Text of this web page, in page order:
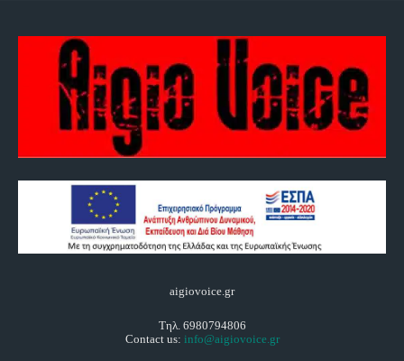
aigiovoice.gr
Τηλ. 6980794806
Contact us: info@aigiovoice.gr